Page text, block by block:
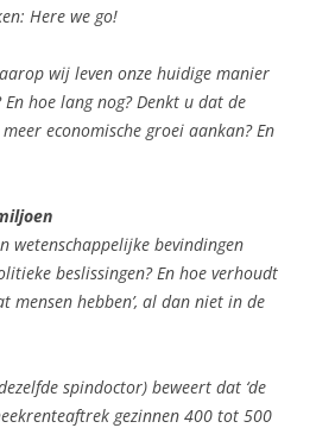
Here we go!
wij leven onze huidige manier
hoe lang nog? Denkt u dat de
economische groei aankan? En
wetenschappelijke bevindingen
beslissingen? En hoe verhoudt
mensen hebben’, al dan niet in de
spindoctor) beweert dat ‘de
gezinnen 400 tot 500